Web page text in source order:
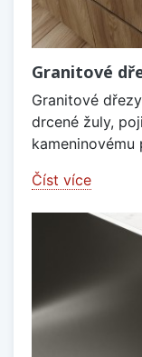
Granitové
Granitové
drcené žuly,
kameninovému
Číst více